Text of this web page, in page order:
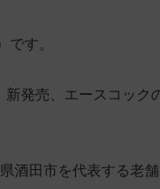
です。
発売、エースコック
酒田市を代表する老